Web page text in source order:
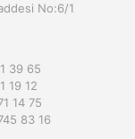
No:6/1
39 65
19 12
14 75
83 16